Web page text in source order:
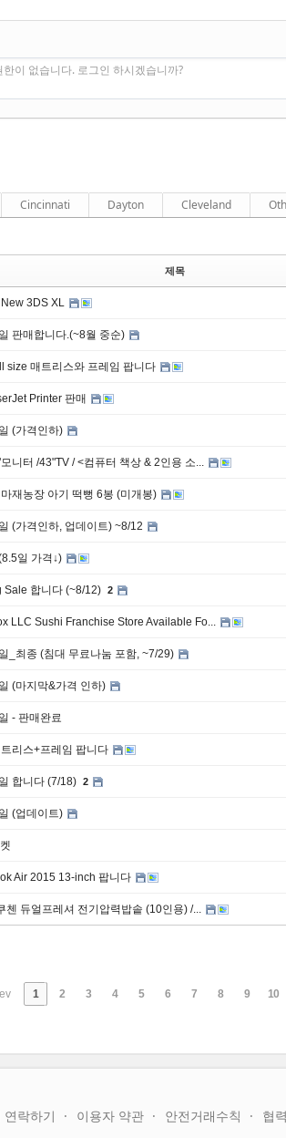
한이 없습니다. 로그인 하시겠습니까?
Cincinnati Dayton Cleveland
제목
3DS XL
판매합니다.(~8월 중순)
size 매트리스와 프레임 팝니다
Printer 판매
(가격인하)
니터 /43"TV / <컴퓨터 책상 & 2인용 소...
재농장 아기 떡뻥 6봉 (미개봉)
(가격인하, 업데이트) ~8/12
일 가격↓)
Sale 합니다 (~8/12) 2
LLC Sushi Franchise Store Available Fo...
_최종 (침대 무료나눔 포함, ~7/29)
(마지막&가격 인하)
- 판매완료
리스+프레임 팝니다
합니다 (7/18) 2
(업데이트)
Air 2015 13-inch 팝니다
첸 듀얼프레셔 전기압력밥솥 (10인용) /...
1 2 3 4 5 6 7 8 9 10
연락하기 이용자 약관 안전거래수칙 협